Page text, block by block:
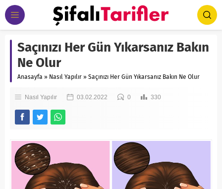
Saçınızı Her Gün Yıkarsanız Bakın
Ne Olur
Anasayfa » Nasıl Yapılır » Saçınızı Her Gün Yıkarsanız Bakın Ne Olur
Nasıl Yapılır 03.02.2022 0 330